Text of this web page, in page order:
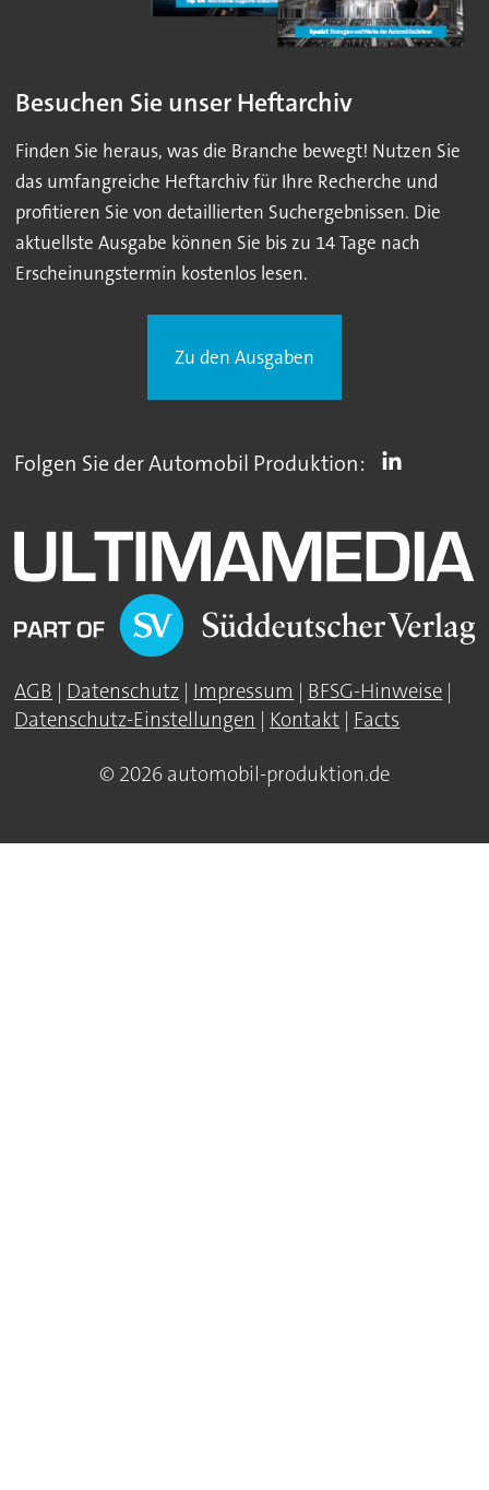
Besuchen Sie unser Heftarchiv
Finden Sie heraus, was die Branche bewegt! Nutzen Sie
das umfangreiche Heftarchiv für Ihre Recherche und
profitieren Sie von detaillierten Suchergebnissen. Die
aktuellste Ausgabe können Sie bis zu 14 Tage nach
Erscheinungstermin kostenlos lesen.
Zu den Ausgaben
Folgen Sie der Automobil Produktion:
AGB | Datenschutz | Impressum | BFSG-Hinweise |
Datenschutz-Einstellungen | Kontakt | Facts
© 2026 automobil-produktion.de